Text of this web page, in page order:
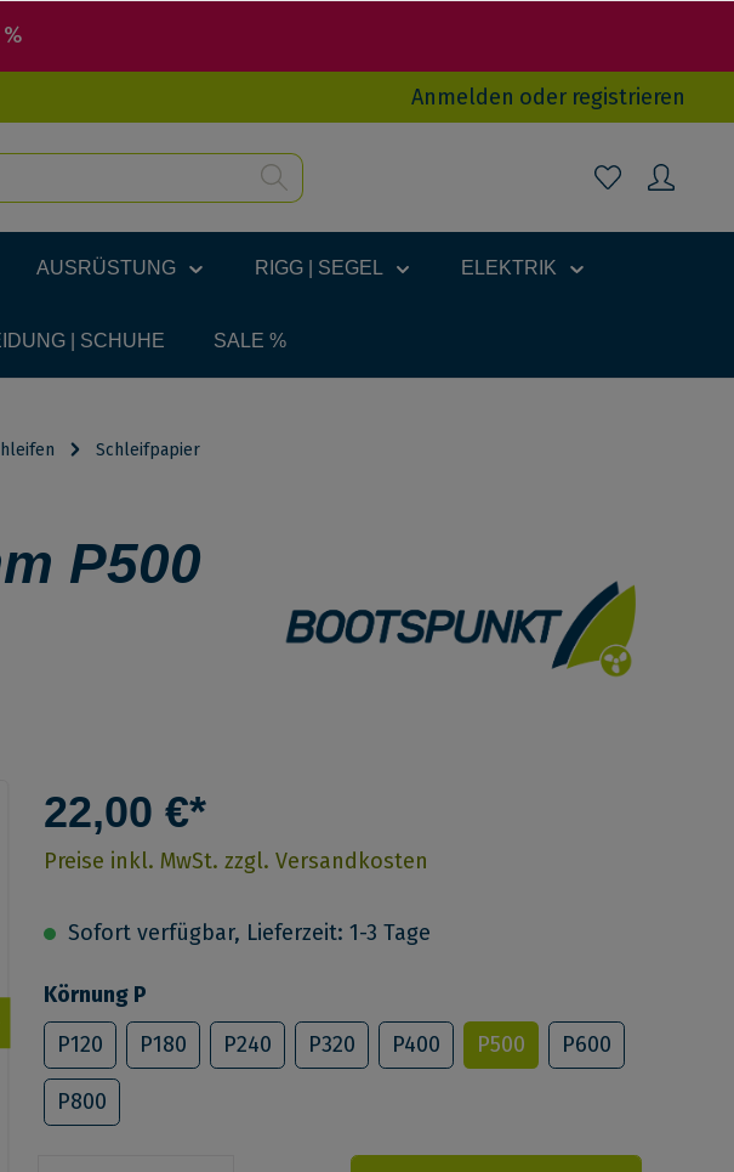
%
Anmelden oder registrieren
AUSRÜSTUNG RIGG | SEGEL ELEKTRIK
| SCHUHE SALE %
Schleifpapier
P500
22,00 €*
Preise inkl. MwSt. zzgl. Versandkosten
Sofort verfügbar, Lieferzeit: 1-3 Tage
Körnung P
P120
P180 P240 P320 P400 P500 P600
P800